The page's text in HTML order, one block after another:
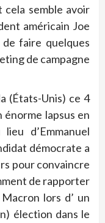
semble avoir
américain Joe
de faire quelques
de campagne
(États-Unis) ce 4
lapsus en
d’Emmanuel
démocrate a
pour convaincre
de rapporter
lors d’ un
élection dans le